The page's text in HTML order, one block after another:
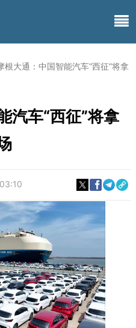
根大通：中国智能汽车“西征”将拿
汽车“西征”将拿